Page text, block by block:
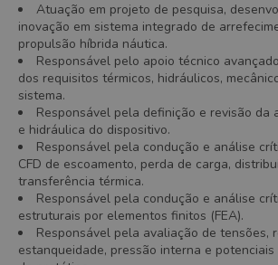
Atuação em projeto de pesquisa,
inovação em sistema integrado de
propulsão híbrida náutica.
Responsável pelo apoio técnico
dos requisitos térmicos, hidráulicos,
sistema.
Responsável pela definição e revisão da
e hidráulica do dispositivo.
Responsável pela condução e análise
CFD de escoamento, perda de carga,
transferência térmica.
Responsável pela condução e análise
estruturais por elementos finitos (FEA).
Responsável pela avaliação de tensões,
estanqueidade, pressão interna e